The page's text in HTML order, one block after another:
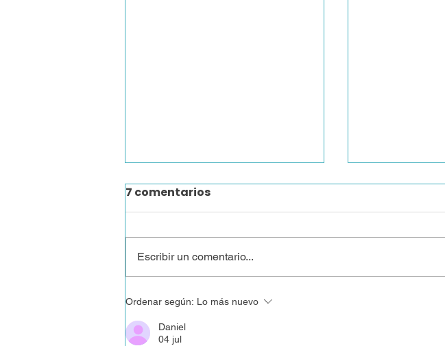
¿Hay esperanza en
medio de la crisis? Cinco
tesis para repensar la
7 comentarios
Escribir un comentario...
Ordenar según: Lo más nuevo
Daniel
04 jul